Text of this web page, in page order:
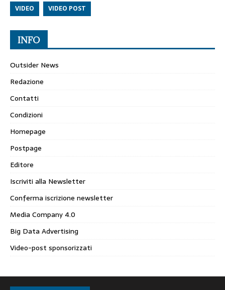
VIDEO
VIDEO POST
INFO
Outsider News
Redazione
Contatti
Condizioni
Homepage
Postpage
Editore
Iscriviti alla Newsletter
Conferma iscrizione newsletter
Media Company 4.0
Big Data Advertising
Video-post sponsorizzati